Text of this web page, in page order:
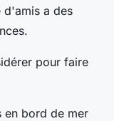
d'amis a des
pour faire
en bord de mer